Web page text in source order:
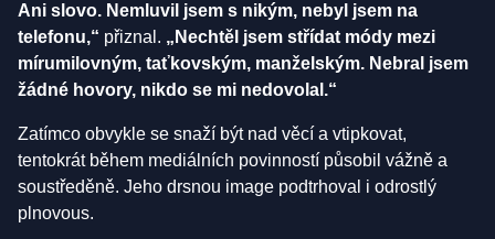
Ani slovo. Nemluvil jsem s nikým, nebyl jsem na
telefonu,“ přiznal. „Nechtěl jsem střídat módy mezi
mírumilovným, taťkovským, manželským. Nebral jsem
žádné hovory, nikdo se mi nedovolal.“
Zatímco obvykle se snaží být nad věcí a vtipkovat,
tentokrát během mediálních povinností působil vážně a
soustředěně. Jeho drsnou image podtrhoval i odrostlý
plnovous.